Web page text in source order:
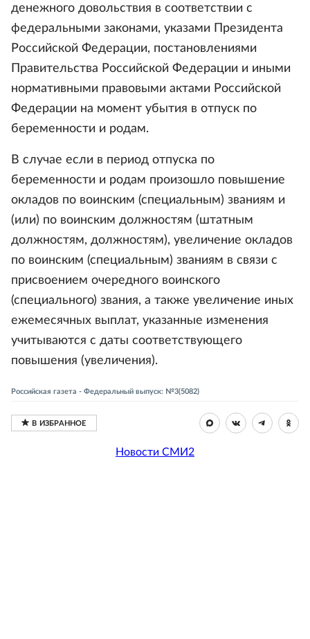
денежного довольствия в соответствии с
федеральными законами, указами Президента
Российской Федерации, постановлениями
Правительства Российской Федерации и иными
нормативными правовыми актами Российской
Федерации на момент убытия в отпуск по
беременности и родам.
В случае если в период отпуска по
беременности и родам произошло повышение
окладов по воинским (специальным) званиям и
(или) по воинским должностям (штатным
должностям, должностям), увеличение окладов
по воинским (специальным) званиям в связи с
присвоением очередного воинского
(специального) звания, а также увеличение иных
ежемесячных выплат, указанные изменения
учитываются с даты соответствующего
повышения (увеличения).
Российская газета - Федеральный выпуск: №3(5082)
Новости СМИ2